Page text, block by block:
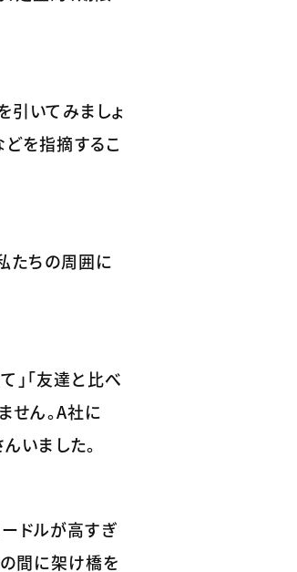
引いてみましょ
どを指摘するこ
たちの周囲に
」「友達と比べ
せん。A社に
いました。
ドルが高すぎ
間に架け橋を